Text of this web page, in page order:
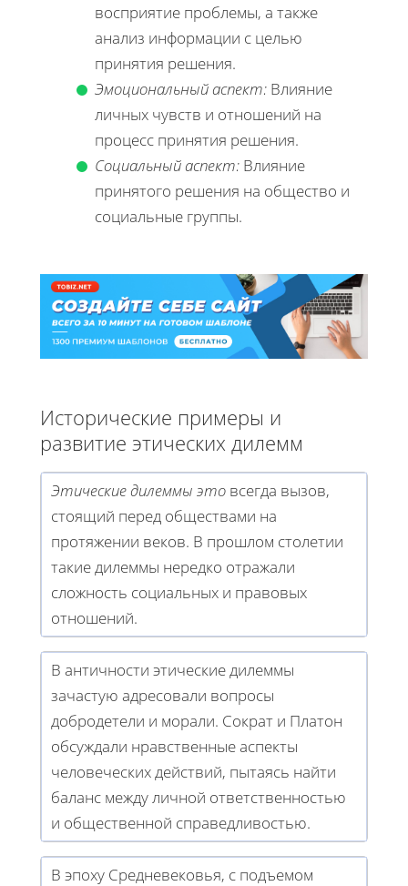
восприятие проблемы, а также
анализ информации с целью
принятия решения.
Эмоциональный аспект: Влияние
личных чувств и отношений на
процесс принятия решения.
Социальный аспект: Влияние
принятого решения на общество и
социальные группы.
Исторические примеры и
развитие этических дилемм
Этические дилеммы это всегда вызов,
стоящий перед обществами на
протяжении веков. В прошлом столетии
такие дилеммы нередко отражали
сложность социальных и правовых
отношений.
В античности этические дилеммы
зачастую адресовали вопросы
добродетели и морали. Сократ и Платон
обсуждали нравственные аспекты
человеческих действий, пытаясь найти
баланс между личной ответственностью
и общественной справедливостью.
В эпоху Средневековья, с подъемом